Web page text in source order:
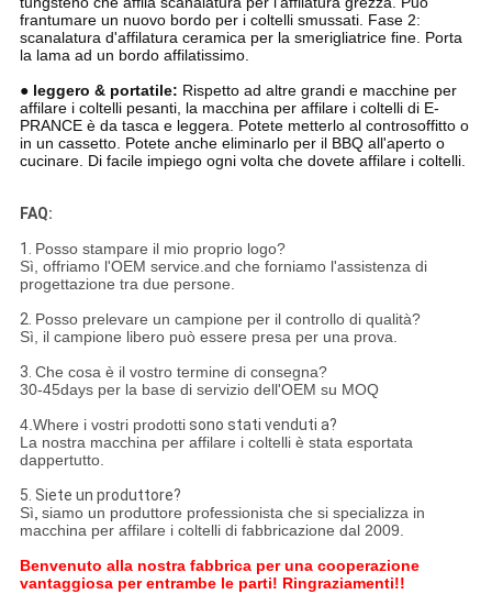
frantumare un nuovo bordo per i coltelli smussati. Fase 2:
scanalatura d'affilatura ceramica per la smerigliatrice fine. Porta
la lama ad un bordo affilatissimo.
● leggero & portatile: Rispetto ad altre grandi e macchine per
affilare i coltelli pesanti, la macchina per affilare i coltelli di E-
PRANCE è da tasca e leggera. Potete metterlo al controsoffitto o
in un cassetto. Potete anche eliminarlo per il BBQ all'aperto o
cucinare. Di facile impiego ogni volta che dovete affilare i coltelli.
FAQ:
1. Posso stampare il mio proprio logo?
Sì, offriamo l'OEM service.and che forniamo l'assistenza di
progettazione tra due persone.
2. Posso prelevare un campione per il controllo di qualità?
Sì, il campione libero può essere presa per una prova.
3. Che cosa è il vostro termine di consegna?
30-45days per la base di servizio dell'OEM su MOQ
4.Where i vostri prodottisono stati venduti a?
La nostra macchina per affilare i coltelli è stata esportata
dappertutto.
5. Siete un produttore?
Sì, siamo un produttore professionista che si specializza in
macchina per affilare i coltelli di fabbricazione dal 2009.
Benvenuto alla nostra fabbrica per una cooperazione
vantaggiosa per entrambe le parti! Ringraziamenti!!